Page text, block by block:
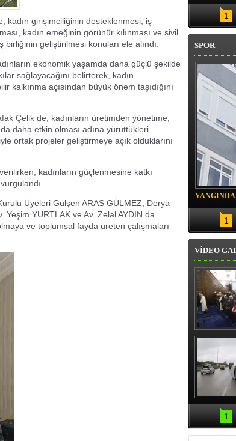
kadın girişimciliğinin desteklenmesi, iş
kadın emeğinin görünür kılınması ve sivil
geliştirilmesi konuları ele alındı.
ekonomik yaşamda daha güçlü şekilde
sağlayacağını belirterek, kadın
kalkınma açısından büyük önem taşıdığını
Çelik de, kadınların üretimden yönetime,
daha etkin olması adına yürüttükleri
ortak projeler geliştirmeye açık olduklarını
kadınların güçlenmesine katkı
Üyeleri Gülşen ARAS GÜLMEZ, Derya
Yeşim YURTLAK ve Av. Zelal AYDIN da
ve toplumsal fayda üreten çalışmaları
1
SPOR
1
VİDEO
Erbaş,
Veli
teravih
1